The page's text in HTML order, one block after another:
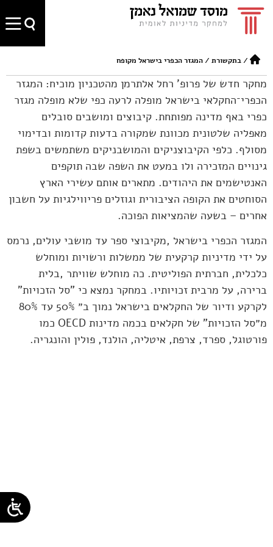
/בתקשורת /המגזר הכפרי בישראל מקופח
מחקר חדש של פרופ' רחל אלתרמן מהטכניון מוכיח: המגזר
הכפרי־החקלאי בישראל מופלה לרעה כפי שלא מופלה מגזר
כפרי באף מדינה מפותחת. קיבוצים ומושבים סובלים
מאפליה שלטונית מכוונת שמקורה בדעות קדומות ובדימוי
מסולף. כלפי הקיבוצניקים והמושבניקים משתמשים בשפת
גינויים המזכירה ולו במעט את השפה שבה תוקפים
האנטישמים את היהודים. מתארים אותם עשירי הארץ
הסוחטים את הקופה הציבורית וגוזלים פריווילגיות על חשבון
אחרים – בשעה שהמציאות הפוכה.
המגזר הכפרי בישראל ,מקיבוצי ספר עד מושבי עולים, נרמס
על ידי מדיניות קרקעית של ממשלות ורשויות ומוחלש
כלכלית, חברתית הפוליטית. כה מוחלש שוויתר ,בלית
ברירה, על מרבית זכויותיו. במחקר נמצא כי "סל הזכויות"
לקרקע ודיור של החקלאים בישראל נמוך ב״ 50% עד 80%
מ״סל הזכויות" של חקלאים בכמה מדינות OECD כמו
פורטוגל, ספרד, צרפת, איטליה, הולנד, פולין והונגריה.